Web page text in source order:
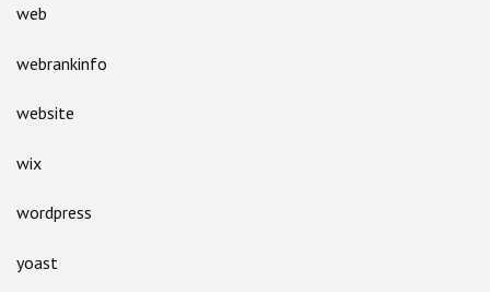
web
webrankinfo
website
wix
wordpress
yoast